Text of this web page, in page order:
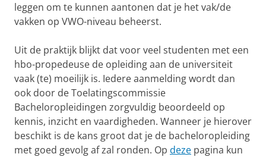
leggen om te kunnen aantonen dat je het vak/de
vakken op VWO-niveau beheerst.
Uit de praktijk blijkt dat voor veel studenten met een
hbo-propedeuse de opleiding aan de universiteit
vaak (te) moeilijk is. Iedere aanmelding wordt dan
ook door de Toelatingscommissie
Bacheloropleidingen zorgvuldig beoordeeld op
kennis, inzicht en vaardigheden. Wanneer je hierover
beschikt is de kans groot dat je de bacheloropleiding
met goed gevolg af zal ronden. Op deze pagina kun